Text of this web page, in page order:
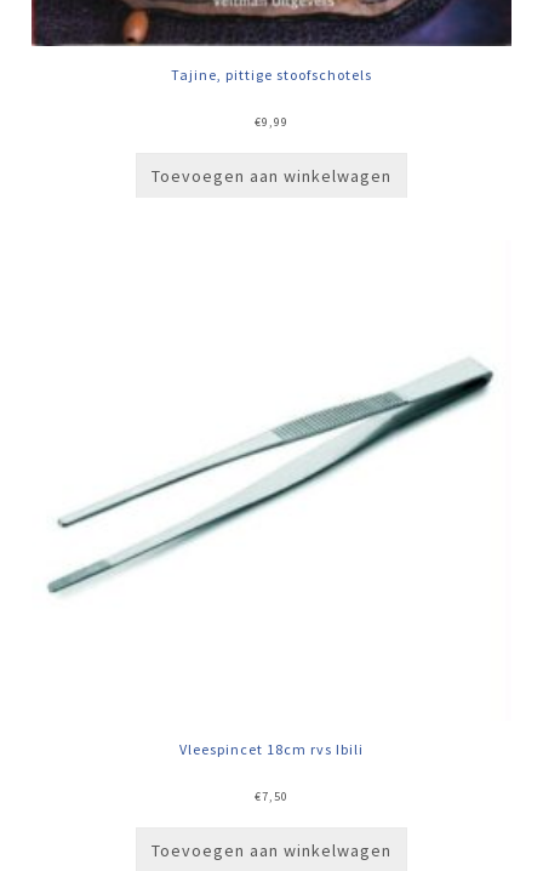
Tajine, pittige stoofschotels
€9,99
Toevoegen aan winkelwagen
Vleespincet 18cm rvs Ibili
€7,50
Toevoegen aan winkelwagen